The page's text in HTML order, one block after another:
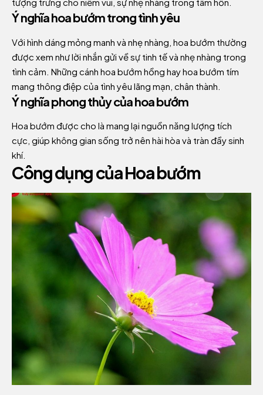
tượng trưng cho niềm vui, sự nhẹ nhàng trong tâm hồn.
Ý nghĩa hoa bướm trong tình yêu
Với hình dáng mỏng manh và nhẹ nhàng, hoa bướm thường
được xem như lời nhắn gửi về sự tinh tế và nhẹ nhàng trong
tình cảm. Những cánh hoa bướm hồng hay hoa bướm tím
mang thông điệp của tình yêu lãng mạn, chân thành.
Ý nghĩa phong thủy của hoa bướm
Hoa bướm được cho là mang lại nguồn năng lượng tích
cực, giúp không gian sống trở nên hài hòa và tràn đầy sinh
khí.
Công dụng của Hoa bướm